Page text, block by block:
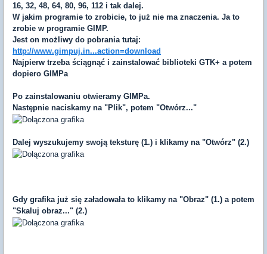
16, 32, 48, 64, 80, 96, 112 i tak dalej.
W jakim programie to zrobicie, to już nie ma znaczenia. Ja to
zrobie w programie GIMP.
Jest on możliwy do pobrania tutaj:
http://www.gimpuj.in...action=download
Najpierw trzeba ściągnąć i zainstalować biblioteki GTK+ a potem
dopiero GIMPa
Po zainstalowaniu otwieramy GIMPa.
Następnie naciskamy na "Plik", potem "Otwórz..."
Dalej wyszukujemy swoją teksturę (1.) i klikamy na "Otwórz" (2.)
Gdy grafika już się załadowała to klikamy na "Obraz" (1.) a potem
"Skaluj obraz..." (2.)